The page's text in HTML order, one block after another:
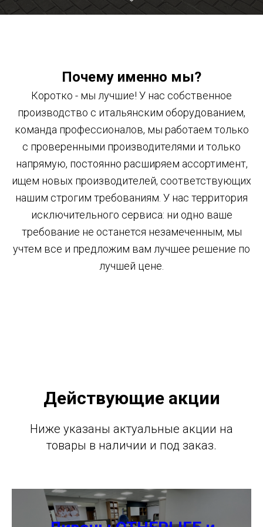
Почему именно мы?
Коротко - мы лучшие! У нас собственное
производство с итальянским оборудованием,
команда профессионалов, мы работаем только
с проверенными производителями и только
напрямую, постоянно расширяем ассортимент,
ищем новых производителей, соответствующих
нашим строгим требованиям. У нас территория
исключительного сервиса: ни одно ваше
требование не останется незамеченным, мы
учтем все и предложим вам лучшее решение по
лучшей цене.
Действующие акции
Ниже указаны актуальные акции на
товары в наличии и под заказ.